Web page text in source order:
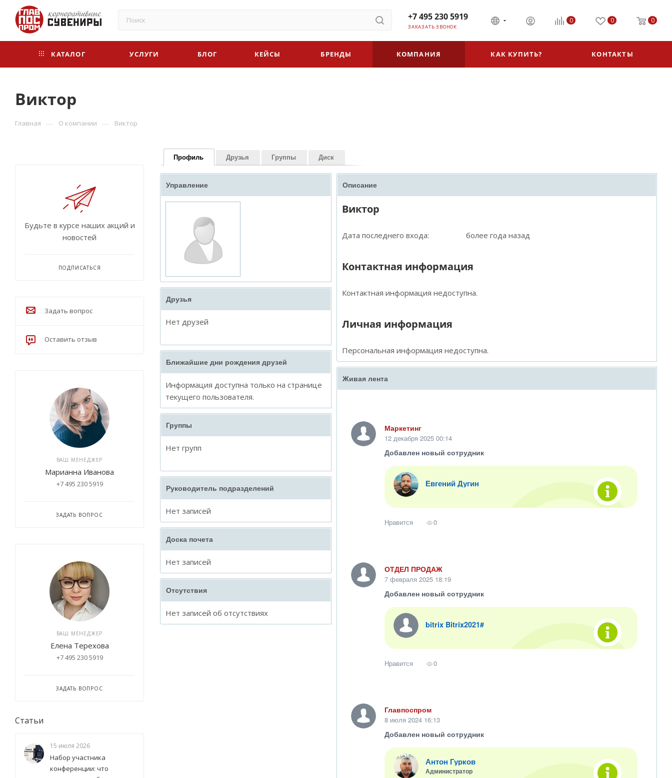
+7 495 230 5919
ЗАКАЗАТЬ ЗВОНОК
0 0 0
КАТАЛОГ УСЛУГИ БЛОГ КЕЙСЫ БРЕНДЫ КОМПАНИЯ КАК КУПИТЬ? КОНТАКТЫ
Виктор
Главная — О компании — Виктор
Профиль Друзья Группы Диск
Управление
Друзья
Нет друзей
Ближайшие дни рождения друзей
Информация доступна только на странице
текущего пользователя.
Группы
Нет групп
Руководитель подразделений
Нет записей
Доска почета
Нет записей
Отсутствия
Нет записей об отсутствиях
Описание
Виктор
Дата последнего входа: более года назад
Контактная информация
Контактная информация недоступна.
Личная информация
Персональная информация недоступна.
Живая лента
Маркетинг
12 декабря 2025 00:14
Добавлен новый сотрудник
Евгений Дугин
Нравится 0
ОТДЕЛ ПРОДАЖ
7 февраля 2025 18:19
Добавлен новый сотрудник
bitrix Bitrix2021#
Нравится 0
Главпоспром
8 июля 2024 16:13
Добавлен новый сотрудник
Антон Гурков
Администратор
Будьте в курсе наших акций и
новостей
ПОДПИСАТЬСЯ
Задать вопрос
Оставить отзыв
ВАШ МЕНЕДЖЕР
Марианна Иванова
+7 495 230 5919
ЗАДАТЬ ВОПРОС
ВАШ МЕНЕДЖЕР
Елена Терехова
+7 495 230 5919
ЗАДАТЬ ВОПРОС
Статьи
15 июля 2026
Набор участника
конференции: что